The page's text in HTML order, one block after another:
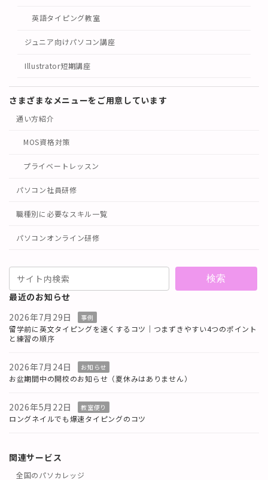
英語タイピング教室
ジュニア向けパソコン講座
Illustrator短期講座
さまざまなメニューをご用意しています
通い方紹介
MOS資格対策
プライベートレッスン
パソコン社員研修
職種別に必要なスキル一覧
パソコンオンライン研修
検索
最近のお知らせ
2026年7月29日
事例
留学前に英文タイピングを速くするコツ｜つまずきやすい4つのポイント
と練習の順序
2026年7月24日 お知らせ
お盆期間中の開校のお知らせ（夏休みはありません）
2026年5月22日 教室便り
ロングネイルでも爆速タイピングのコツ
関連サービス
全国のパソカレッジ